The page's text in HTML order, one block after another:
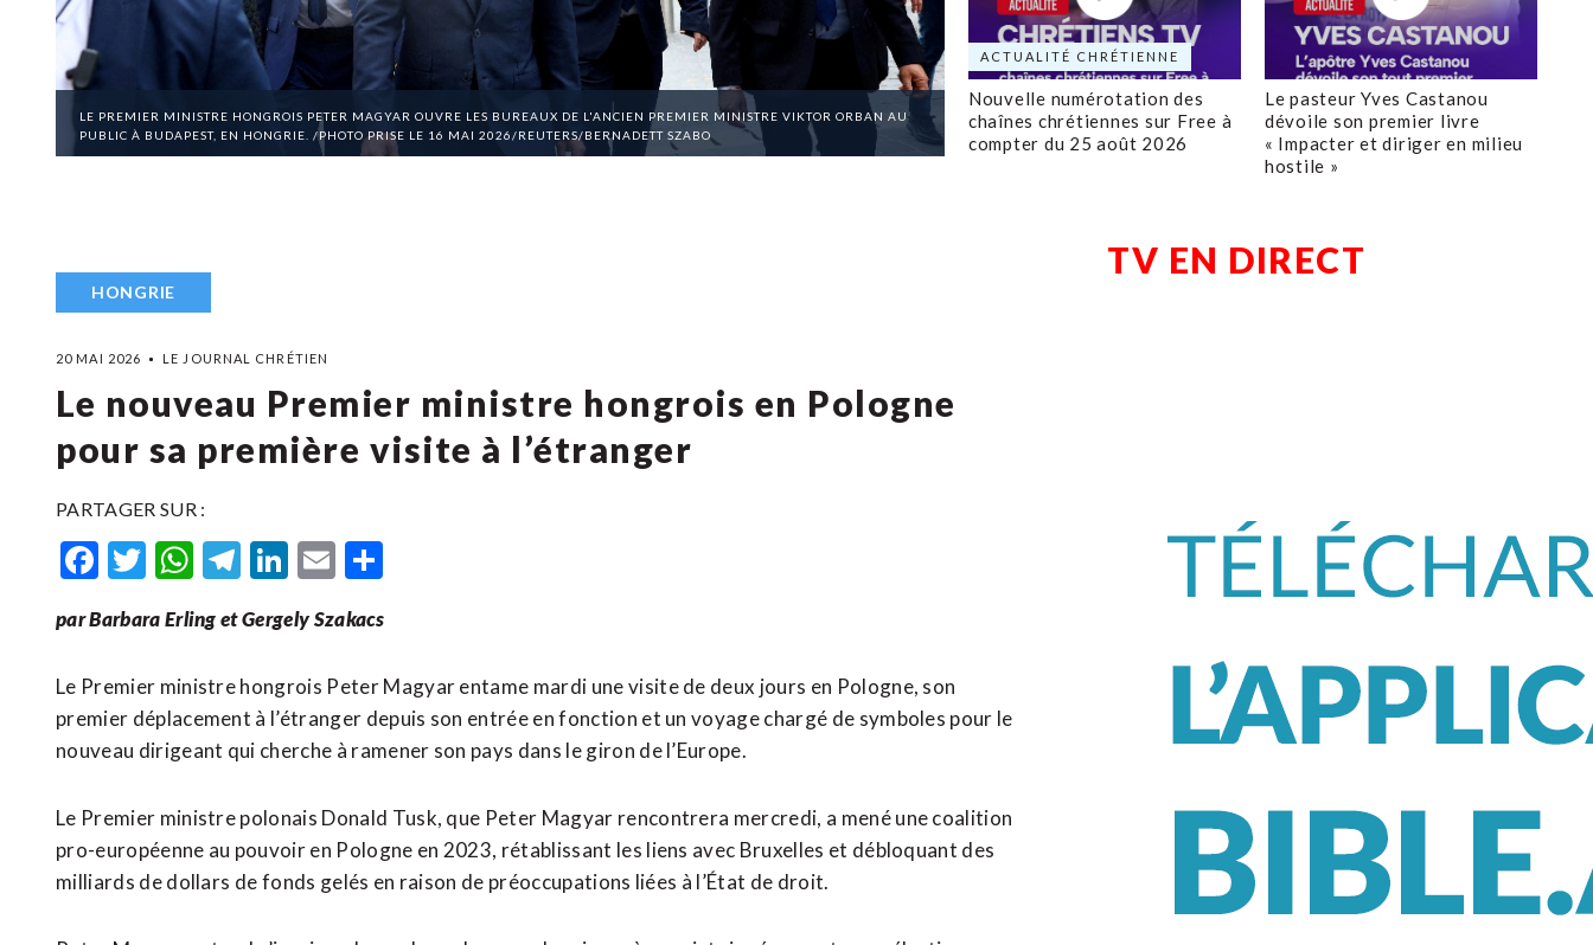
LE PREMIER MINISTRE HONGROIS PETER MAGYAR OUVRE LES BUREAUX DE L'ANCIEN PREMIER MINISTRE VIKTOR ORBAN AU
PUBLIC À BUDAPEST, EN HONGRIE. /PHOTO PRISE LE 16 MAI 2026/REUTERS/BERNADETT SZABO
ACTUALITÉ CHRÉTIENNE
Nouvelle numérotation des
chaînes chrétiennes sur Free à
compter du 25 août 2026
Le pasteur Yves Castanou
dévoile son premier livre
« Impacter et diriger en milieu
hostile »
HONGRIE
20 MAI 2026 LE JOURNAL CHRÉTIEN
Le nouveau Premier ministre hongrois en Pologne
pour sa première visite à l’étranger
PARTAGER SUR :
Facebook
Twitter
WhatsApp
Telegram
LinkedIn
Email
par Barbara Erling et Gergely Szakacs
Le Premier ministre hongrois Peter Magyar entame mardi une visite de deux jours en Pologne, son
premier déplacement à l’étranger depuis son entrée en fonction et un voyage chargé de symboles pour le
nouveau dirigeant qui cherche à ramener son pays dans le giron de l’Europe.
Le Premier ministre polonais Donald Tusk, que Peter Magyar rencontrera mercredi, a mené une ​coalition
pro-européenne au pouvoir ‌en Pologne en 2023, rétablissant les liens avec Bruxelles et débloquant ​des
milliards de dollars de ⁠fonds gelés en raison de préoccupations liées à l’État de droit.
TV EN DIRECT